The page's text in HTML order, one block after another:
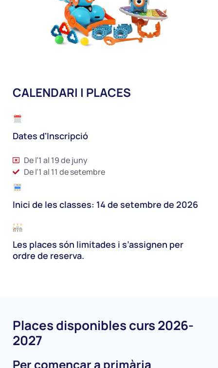
CALENDARI I PLACES
Dates d'Inscripció
De l’1 al 19 de juny
De l'1 al 11 de setembre
Inici de les classes: 14 de setembre de 2026
Les places són limitades i s’assignen per
ordre de reserva.
Places disponibles curs 2026-
2027
Per començar a primària